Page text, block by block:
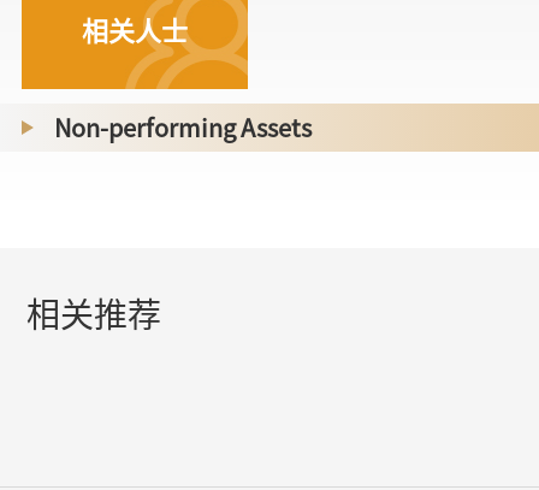
相关人士
Non-performing Assets
相关推荐